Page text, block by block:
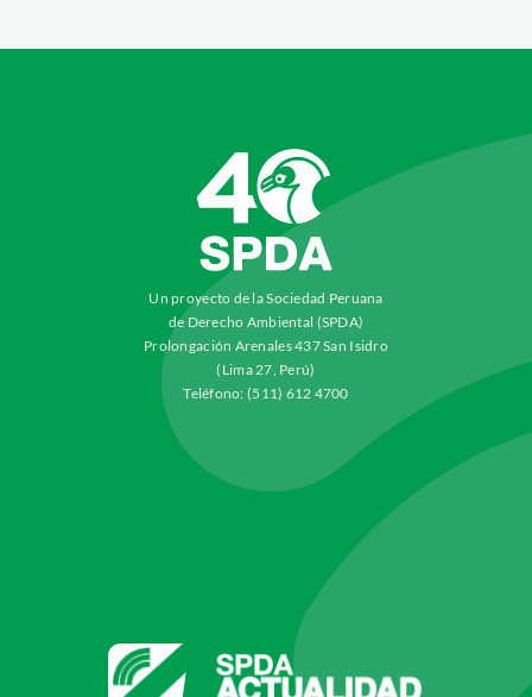
Un proyecto de la Sociedad Peruana
de Derecho Ambiental (SPDA)
Prolongación Arenales 437 San Isidro
(Lima 27, Perú)
Teléfono: (511) 612 4700